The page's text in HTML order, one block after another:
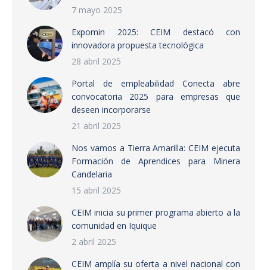
7 mayo 2025
Expomin 2025: CEIM destacó con
innovadora propuesta tecnológica
28 abril 2025
Portal de empleabilidad Conecta abre
convocatoria 2025 para empresas que
deseen incorporarse
21 abril 2025
Nos vamos a Tierra Amarilla: CEIM ejecuta
Formación de Aprendices para Minera
Candelaria
15 abril 2025
CEIM inicia su primer programa abierto a la
comunidad en Iquique
2 abril 2025
CEIM amplía su oferta a nivel nacional con